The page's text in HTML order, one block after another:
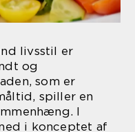
livsstil er
og
som er
spiller en
I
i konceptet af